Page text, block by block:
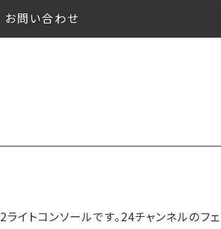
お問い合わせ
トコンソールです。24チャンネルのフ